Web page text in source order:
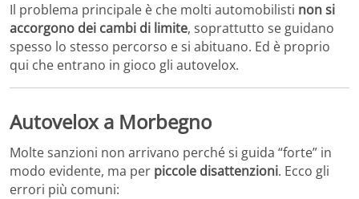
Il problema principale è che molti automobilisti non si
accorgono dei cambi di limite, soprattutto se guidano
spesso lo stesso percorso e si abituano. Ed è proprio
qui che entrano in gioco gli autovelox.
Autovelox a Morbegno
Molte sanzioni non arrivano perché si guida “forte” in
modo evidente, ma per piccole disattenzioni. Ecco gli
errori più comuni: